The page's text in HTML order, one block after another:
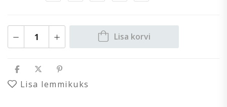
Lisa korvi
Lisa lemmikuks